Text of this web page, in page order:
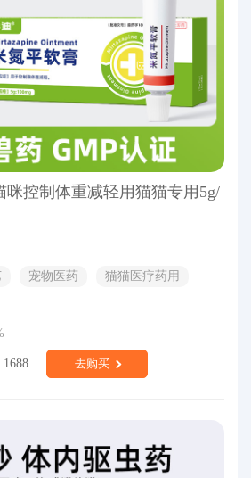
咪控制体重减轻用猫猫专用5g/
宠物医药 猫猫医疗药用
1688 去购买